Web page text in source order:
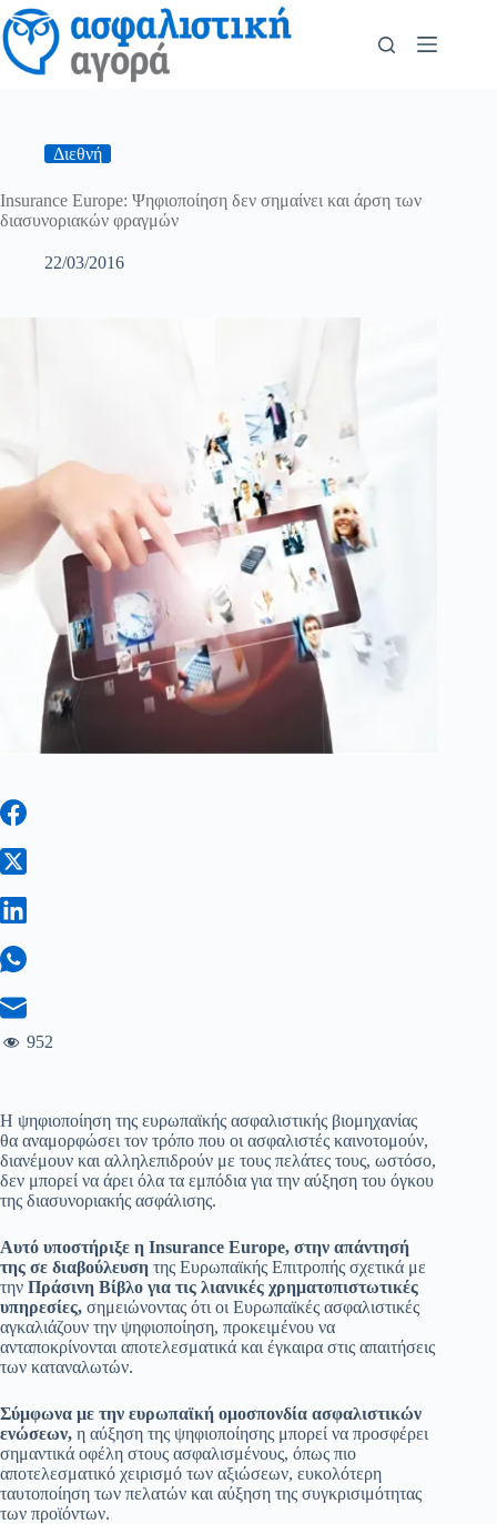
Διεθνή
Insurance Europe: Ψηφιοποίηση δεν σημαίνει και άρση των
διασυνοριακών φραγμών
22/03/2016
952
Η ψηφιοποίηση της ευρωπαϊκής ασφαλιστικής βιομηχανίας
θα αναμορφώσει τον τρόπο που οι ασφαλιστές καινοτομούν,
διανέμουν και αλληλεπιδρούν με τους πελάτες τους, ωστόσο,
δεν μπορεί να άρει όλα τα εμπόδια για την αύξηση του όγκου
της διασυνοριακής ασφάλισης.
Αυτό υποστήριξε η Insurance Europe, στην απάντησή
της σε διαβούλευση της Ευρωπαϊκής Επιτροπής σχετικά με
την Πράσινη Βίβλο για τις λιανικές χρηματοπιστωτικές
υπηρεσίες, σημειώνοντας ότι οι Ευρωπαϊκές ασφαλιστικές
αγκαλιάζουν την ψηφιοποίηση, προκειμένου να
ανταποκρίνονται αποτελεσματικά και έγκαιρα στις απαιτήσεις
των καταναλωτών.
Σύμφωνα με την ευρωπαϊκή ομοσπονδία ασφαλιστικών
ενώσεων, η αύξηση της ψηφιοποίησης μπορεί να προσφέρει
σημαντικά οφέλη στους ασφαλισμένους, όπως πιο
αποτελεσματικό χειρισμό των αξιώσεων, ευκολότερη
ταυτοποίηση των πελατών και αύξηση της συγκρισιμότητας
των προϊόντων.